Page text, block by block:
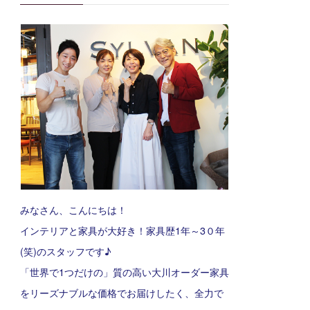
みなさん、こんにちは！
インテリアと家具が大好き！家具歴1年～3０年
(笑)のスタッフです♪
「世界で1つだけの」質の高い大川オーダー家具
をリーズナブルな価格でお届けしたく、全力で